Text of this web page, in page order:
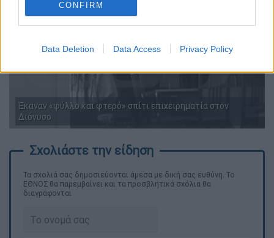
CONFIRM
Data Deletion Data Access Privacy Policy
Έκαναν «φύλλο και φτερό» σπίτι επιχειρηματία στον
Διόνυσο
Τα σχολιά σας δημοσιεύονται άμεσα με δική σας ευθύνη. Το
ΕΘΝΟΣ θα παρεμβαίνει και τα προσβλητικά σχόλια θα
διαγράφονται